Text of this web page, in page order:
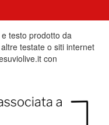
testo prodotto da
testate o siti internet
con